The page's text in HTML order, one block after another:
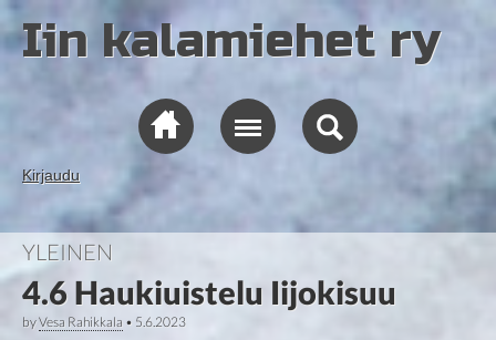
Iin kalamiehet ry
Kirjaudu
YLEINEN
4.6 Haukiuistelu Iijokisuu
byVesa Rahikkala • 5.6.2023